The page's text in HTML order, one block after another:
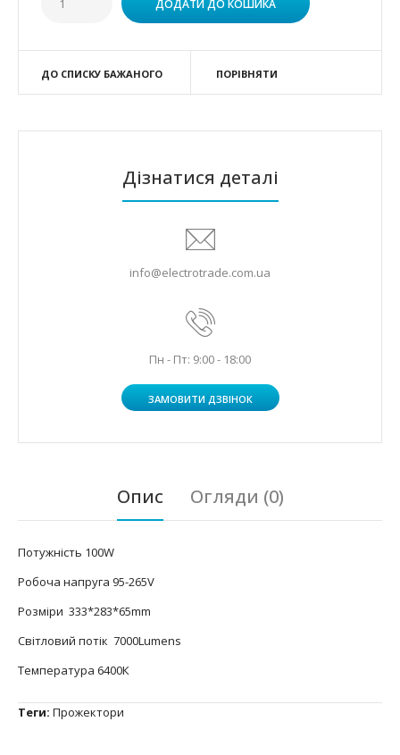
ДО СПИСКУ БАЖАНОГО ПОРІВНЯТИ
Дізнатися деталі
info@electrotrade.com.ua
Пн - Пт: 9:00 - 18:00
ЗАМОВИТИ ДЗВІНОК
Опис Огляди (0)
Потужність 100W
Робоча напруга 95-265V
Розміри 333*283*65mm
Світловий потік 7000Lumens
Температура 6400К
Теги: Прожектори